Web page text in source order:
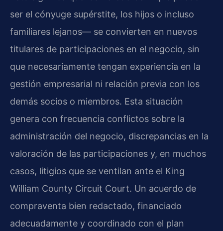
ser el cónyuge supérstite, los hijos o incluso
familiares lejanos— se convierten en nuevos
titulares de participaciones en el negocio, sin
que necesariamente tengan experiencia en la
gestión empresarial ni relación previa con los
demás socios o miembros. Esta situación
genera con frecuencia conflictos sobre la
administración del negocio, discrepancias en la
valoración de las participaciones y, en muchos
casos, litigios que se ventilan ante el King
William County Circuit Court. Un acuerdo de
compraventa bien redactado, financiado
adecuadamente y coordinado con el plan